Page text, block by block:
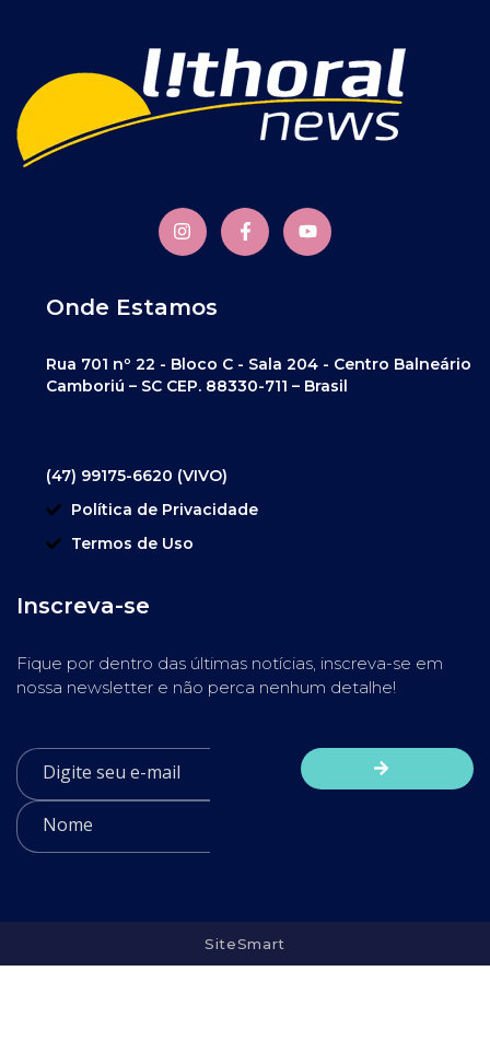
Onde Estamos
Rua 701 nº 22 - Bloco C - Sala 204 - Centro Balneário
Camboriú – SC CEP. 88330-711 – Brasil
(47) 99175-6620 (VIVO)
Política de Privacidade
Termos de Uso
Inscreva-se
Fique por dentro das últimas notícias, inscreva-se em
nossa newsletter e não perca nenhum detalhe!
SiteSmart